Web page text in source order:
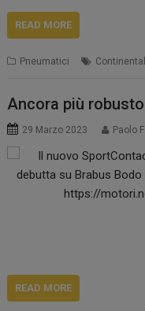
READ MORE
Pneumatici
Ancora più
29 Marzo 2023 Paolo
READ MORE